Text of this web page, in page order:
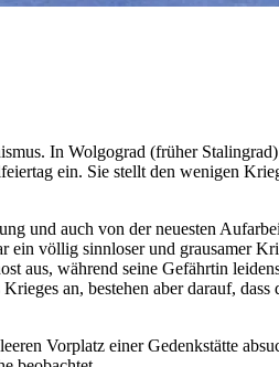
In Wolgograd (früher
ein. Sie stellt den wenigen
und auch von der neuesten
völlig sinnloser und grausamer
aus, während seine Gefährtin
an, bestehen aber darauf,
Vorplatz einer Gedenkstätte